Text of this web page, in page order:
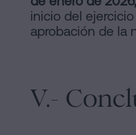
inicio del
aprobación de la
V.-